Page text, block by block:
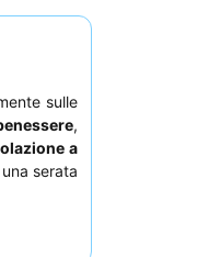
sulle
,
a
serata